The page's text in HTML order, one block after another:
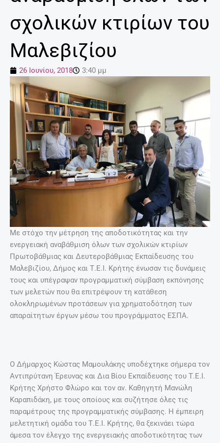
σχολικών κτιρίων του
Μαλεβιζίου
26 Ιουνίου, 2018 3:40 μμ
Με στόχο την μέτρηση της αποδοτικότητας και την
ενεργειακή αναβάθμιση όλων των σχολικών κτιρίων
Πρωτοβάθμιας και Δευτεροβάθμιας Εκπαίδευσης του
Μαλεβιζίου, Δήμος και Τ.Ε.Ι. Κρήτης ένωσαν τις δυνάμεις
τους και υπέγραψαν προγραμματική σύμβαση εκπόνησης
των μελετών που θα επιτρέψουν τη κατάθεση
ολοκληρωμένων προτάσεων για χρηματοδότηση των
απαραίτητων έργων μέσω του προγράμματος ΕΣΠΑ.
Ο Δήμαρχος Κώστας Μαμουλάκης υποδέχτηκε σήμερα τον
Αντιπρύτανη Έρευνας και Δια Βίου Εκπαίδευσης του Τ.Ε.Ι.
Κρήτης Χρήστο Φλώρο και τον αν. Καθηγητή Μανώλη
Καραπιδάκη, με τους οποίους και συζήτησε όλες τις
παραμέτρους της προγραμματικής σύμβασης. Η έμπειρη
μελετητική ομάδα του Τ.Ε.Ι. Κρήτης, θα ξεκινάει τώρα
άμεσα τον έλεγχο της ενεργειακής αποδοτικότητας των